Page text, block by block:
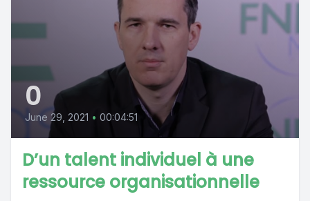
0
June 29, 2021 • 00:04:51
D’un talent individuel à une
ressource organisationnelle